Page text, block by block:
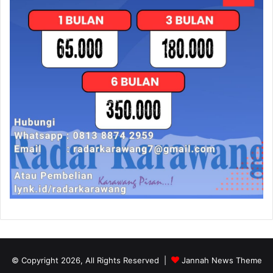
© Copyright 2026, All Rights Reserved | Jannah News Theme